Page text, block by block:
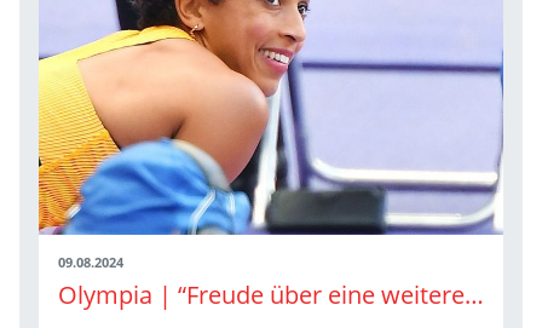
09.08.2024
Olympia | “Freude über eine weitere Olympia-Medaille überwiegt“